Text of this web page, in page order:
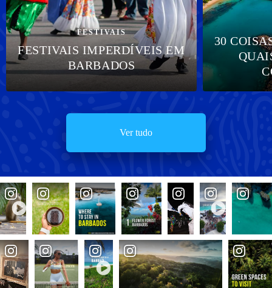
FESTIVAIS
FESTIVAIS IMPERDÍVEIS EM
BARBADOS
30
Ver tudo